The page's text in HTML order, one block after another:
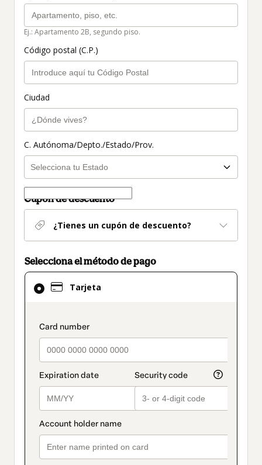
Ej.: Apartamento 2B, segundo piso.
Código postal (C.P.)
Ciudad
C. Autónoma/Depto./Estado/Prov.
Cupón de descuento
¿Tienes un cupón de descuento?
Selecciona el método de pago
Tarjeta
payment_data.section_title_v2
El
método
seleccionado
Tarjeta